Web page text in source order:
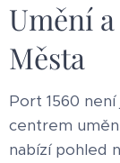
Umění
Města
Port 1560
centrem
nabízí pohled